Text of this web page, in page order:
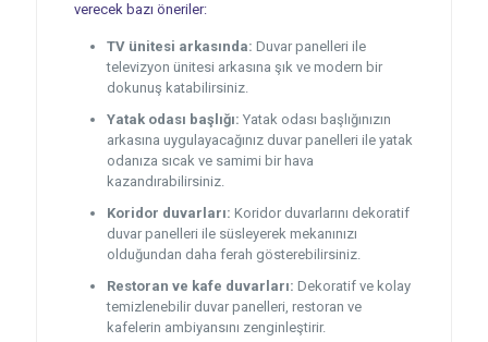
verecek bazı öneriler:
TV ünitesi arkasında: Duvar panelleri ile
televizyon ünitesi arkasına şık ve modern bir
dokunuş katabilirsiniz.
Yatak odası başlığı: Yatak odası başlığınızın
arkasına uygulayacağınız duvar panelleri ile yatak
odanıza sıcak ve samimi bir hava
kazandırabilirsiniz.
Koridor duvarları: Koridor duvarlarını dekoratif
duvar panelleri ile süsleyerek mekanınızı
olduğundan daha ferah gösterebilirsiniz.
Restoran ve kafe duvarları: Dekoratif ve kolay
temizlenebilir duvar panelleri, restoran ve
kafelerin ambiyansını zenginleştirir.